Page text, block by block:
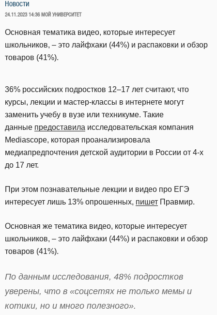
Новости
ОПУБЛИКОВАНО
24.11.2023 14:36 МОЙ УНИВЕРСИТЕТ
Основная тематика видео, которые интересует
школьников, – это лайфхаки (44%) и распаковки и обзор
товаров (41%).
36% российских подростков 12–17 лет считают, что
курсы, лекции и мастер-классы в интернете могут
заменить учебу в вузе или техникуме. Такие
данные предоставила исследовательская компания
Mediascope, которая проанализировала
медиапредпочтения детской аудитории в России от 4-х
до 17 лет.
При этом познавательные лекции и видео про ЕГЭ
интересует лишь 13% опрошенных, пишет Правмир.
Основная же тематика видео, которые интересует
школьников, – это лайфхаки (44%) и распаковки и обзор
товаров (41%).
По данным исследования, 48% подростков
уверены, что в «соцсетях не только мемы и
котики, но и много полезного».